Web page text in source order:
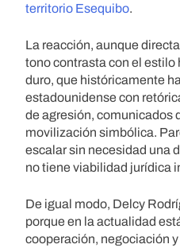
territorio Esequibo.
La reacción, aunque
tono contrasta con el
duro, que históricamente
estadounidense con
de agresión, comunicados
movilización simbólica.
escalar sin necesidad una
no tiene viabilidad jurídica
De igual modo, Delcy
porque en la actualidad
cooperación, negociación